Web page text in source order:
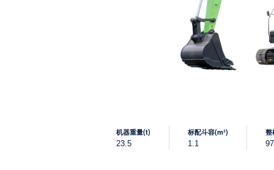
机器重量(t)
23.5
标配斗容(m³)
1.1
整